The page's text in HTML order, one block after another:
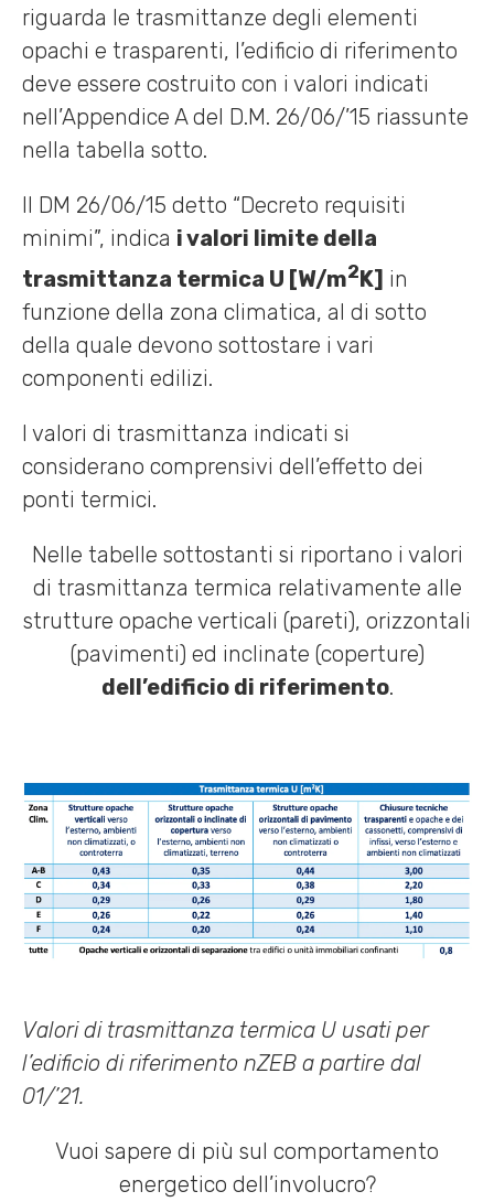
riguarda le trasmittanze degli elementi
opachi e trasparenti, l’edificio di riferimento
deve essere costruito con i valori indicati
nell’Appendice A del D.M. 26/06/’15 riassunte
nella tabella sotto.
Il DM 26/06/15 detto “Decreto requisiti
minimi”, indica i valori limite della
trasmittanza termica U [W/m2K] in
funzione della zona climatica, al di sotto
della quale devono sottostare i vari
componenti edilizi.
I valori di trasmittanza indicati si
considerano comprensivi dell’effetto dei
ponti termici.
Nelle tabelle sottostanti si riportano i valori
di trasmittanza termica relativamente alle
strutture opache verticali (pareti), orizzontali
(pavimenti) ed inclinate (coperture)
dell’edificio di riferimento.
Valori di trasmittanza termica U usati per
l’edificio di riferimento nZEB a partire dal
01/’21.
Vuoi sapere di più sul comportamento
energetico dell’involucro?